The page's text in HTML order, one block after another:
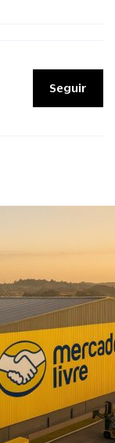
Seguir